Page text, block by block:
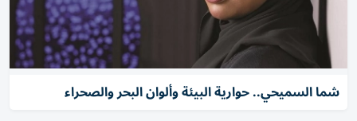
شما السميحي.. حوارية البيئة وألوان البحر والصحراء